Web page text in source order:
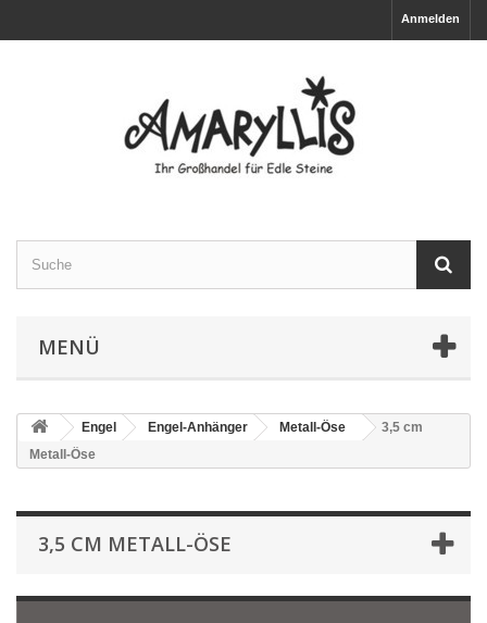
Anmelden
MENÜ
Engel Engel-Anhänger Metall-Öse
3,5 cm
Metall-Öse
3,5 CM METALL-ÖSE